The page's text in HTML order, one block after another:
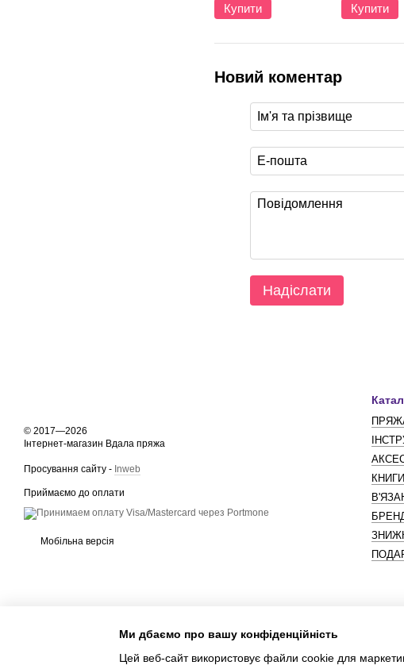
Купити Купити
Новий коментар
Надіслати
© 2017—2026
Інтернет-магазин Вдала пряжа
Просування сайту - Inweb
Приймаємо до оплати
Мобільна версія
КНИГИ
Ми дбаємо про вашу конфіденційність
Цей веб-сайт використовує файли cookie для